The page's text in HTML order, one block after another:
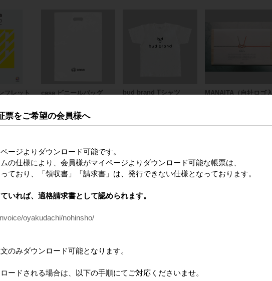
フレット
casa ビニールバッグ
ン）
bud brand Tシャツ
MANAITA（自社ロゴ入
票をご希望の会員様へ
ージよりダウンロード可能です。
の仕様により、会員様がマイページよりダウンロード可能な帳票は、
ており、「領収書」「請求書」は、発行できない仕様となっております。
いれば、適格請求書として認められます。
oyakudachi/nohinsho/
のみダウンロード可能となります。
ードされる場合は、以下の手順にてご対応くださいませ。